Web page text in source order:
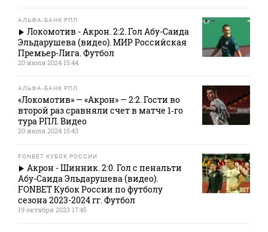
АЛЬФА-БАНК РПЛ
Локомотив - Акрон. 2:2. Гол Абу-Саида
Эльдарушева (видео). МИР Российская
Премьер-Лига. Футбол
20 июля 2024 15:44
АЛЬФА-БАНК РПЛ
«Локомотив» — «Акрон» — 2:2. Гости во
второй раз сравняли счет в матче 1‑го
тура РПЛ. Видео
20 июля 2024 15:43
FONBET КУБОК РОССИИ
Акрон - Шинник. 2:0. Гол с пенальти
Абу-Саида Эльдарушева (видео).
FONBET Кубок России по футболу
сезона 2023-2024 гг. Футбол
19 октября 2023 17:45